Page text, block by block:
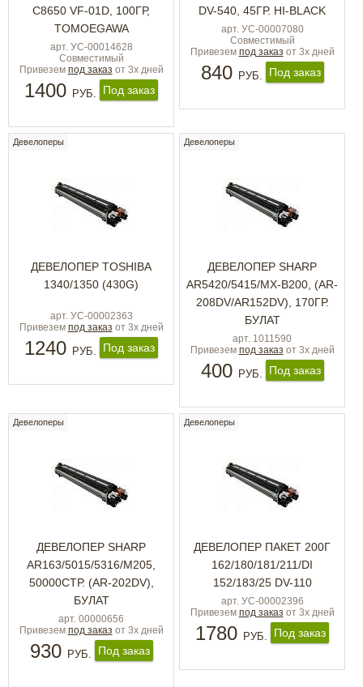
C8650 VF-01D, 100ГР,
TOMOEGAWA
арт. УС-00014628
Совместимый
Привезем под заказ от 3х дней
1400 РУБ. Под заказ
DV-540, 45ГР. HI-BLACK
арт. УС-00007080
Совместимый
Привезем под заказ от 3х дней
840 РУБ. Под заказ
Девелоперы
ДЕВЕЛОПЕР TOSHIBA
1340/1350 (430G)
арт. УС-00002363
Привезем под заказ от 3х дней
1240 РУБ. Под заказ
Девелоперы
ДЕВЕЛОПЕР SHARP
AR5420/5415/MX-В200, (AR-
208DV/AR152DV), 170ГР.
БУЛАТ
арт. 1011590
Привезем под заказ от 3х дней
400 РУБ. Под заказ
Девелоперы
ДЕВЕЛОПЕР SHARP
AR163/5015/5316/M205,
50000СТР. (AR-202DV),
БУЛАТ
арт. 00000656
Привезем под заказ от 3х дней
930 РУБ. Под заказ
Девелоперы
ДЕВЕЛОПЕР ПАКЕТ 200Г
162/180/181/211/DI
152/183/25 DV-110
арт. УС-00002396
Привезем под заказ от 3х дней
1780 РУБ. Под заказ